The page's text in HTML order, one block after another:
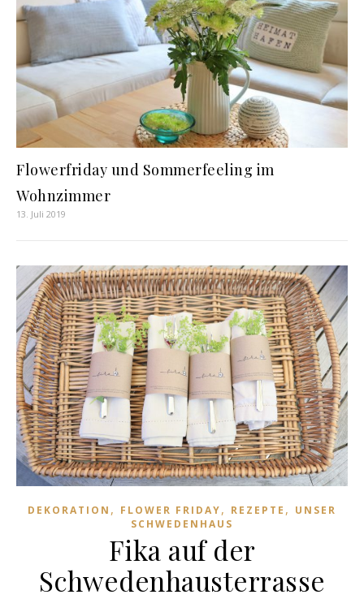
Flowerfriday und Sommerfeeling im
Wohnzimmer
13. Juli 2019
DEKORATION , FLOWER FRIDAY, REZEPTE , UNSER
SCHWEDENHAUS
Fika auf der
Schwedenhausterrasse